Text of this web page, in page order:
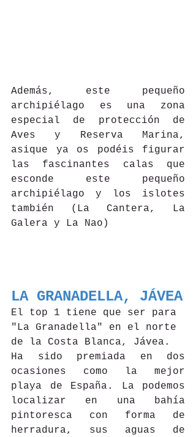
Además, este pequeño
archipiélago es una zona
especial de protección de
Aves y Reserva Marina,
asique ya os podéis figurar
las fascinantes calas que
esconde este pequeño
archipiélago y los islotes
también (La Cantera, La
Galera y La Nao)
LA GRANADELLA, JÁVEA
El top 1 tiene que ser para
"La Granadella" en el norte
de la Costa Blanca, Jávea.
Ha sido premiada en dos
ocasiones como la mejor
playa de España. La podemos
localizar en una bahía
pintoresca con forma de
herradura, sus aguas de